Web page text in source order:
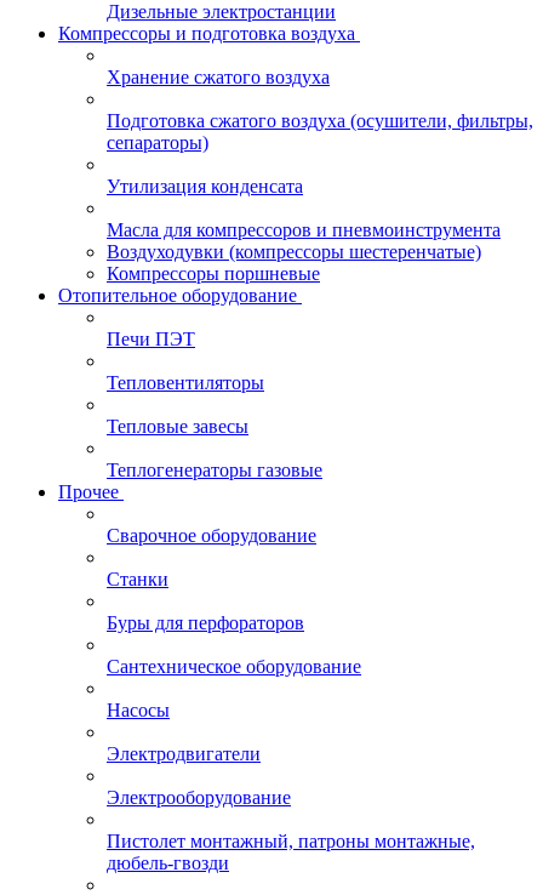
Дизельные электростанции
Компрессоры и подготовка воздуха
Хранение сжатого воздуха
Подготовка сжатого воздуха (осушители, фильтры,
сепараторы)
Утилизация конденсата
Масла для компрессоров и пневмоинструмента
Воздуходувки (компрессоры шестеренчатые)
Компрессоры поршневые
Отопительное оборудование
Печи ПЭТ
Тепловентиляторы
Тепловые завесы
Теплогенераторы газовые
Прочее
Сварочное оборудование
Станки
Буры для перфораторов
Сантехническое оборудование
Насосы
Электродвигатели
Электрооборудование
Пистолет монтажный, патроны монтажные,
дюбель-гвозди